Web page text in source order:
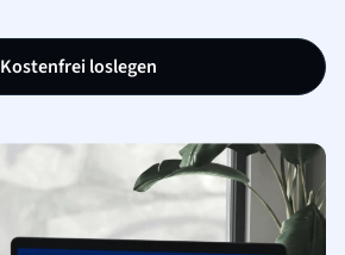
Kostenfrei loslegen